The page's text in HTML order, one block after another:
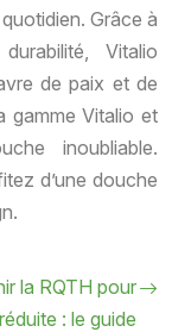
Grâce à
Vitalio
de paix et de
gamme Vitalio et
inoubliable.
d’une douche
la RQTH pour
: le guide